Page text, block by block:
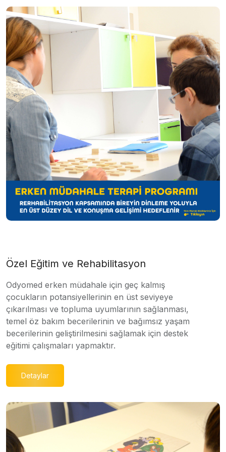
Özel Eğitim ve Rehabilitasyon
Odyomed erken müdahale için geç kalmış
çocukların potansiyellerinin en üst seviyeye
çıkarılması ve topluma uyumlarının sağlanması,
temel öz bakım becerilerinin ve bağımsız yaşam
becerilerinin geliştirilmesini sağlamak için destek
eğitimi çalışmaları yapmaktır.
Detaylar